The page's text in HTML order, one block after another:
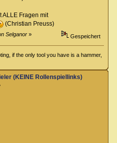
ALLE Fragen mit
(Christian Preuss)
Selganor » Gespeichert
if the only tool you have is a hammer,
(KEINE Rollenspiellinks)